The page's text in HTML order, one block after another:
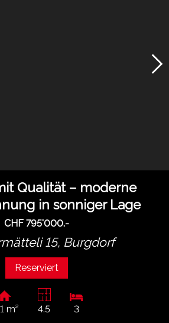
Qualität – moderne
in sonniger Lage
CHF 795'000.-
15, Burgdorf
Reserviert
m² 4.5 3